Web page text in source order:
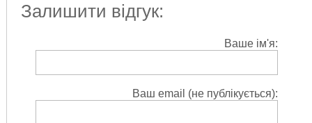
Залишити відгук:
Ваше ім'я:
Ваш email (не публікується):